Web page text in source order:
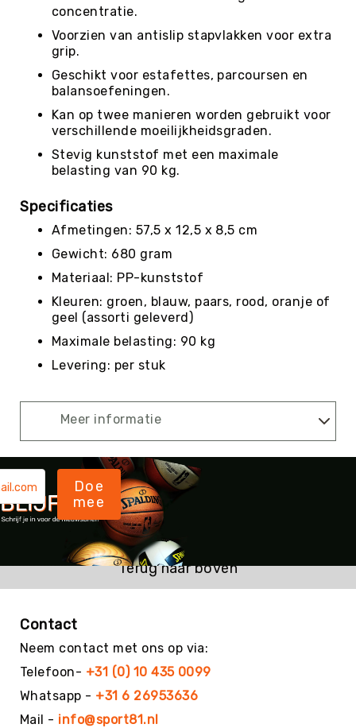
Slacklinen
Skate
Sporten
Speedbadminton
Spikeball
Steppen
Tafeltennis
Tafelvoetbal
Tchoukbal
Tchouks
Tchoukbal
Ballen
Teambuilding
Trampolinespringen
Trendsporten
Turnen
/
Gymnastiek
Vechtsport
&
Zelfverdediging
Voetbal
&
Meditatie
concentratie.
Voorzien van antislip stapvlakken voor extra
grip.
Geschikt voor estafettes, parcoursen en
balansoefeningen.
Kan op twee manieren worden gebruikt voor
verschillende moeilijkheidsgraden.
Stevig kunststof met een maximale
belasting van 90 kg.
Specificaties
Afmetingen: 57,5 x 12,5 x 8,5 cm
Gewicht: 680 gram
Materiaal: PP-kunststof
Kleuren: groen, blauw, paars, rood, oranje of
geel (assorti geleverd)
Maximale belasting: 90 kg
Levering: per stuk
Meer informatie
Doe
mee
Terug naar boven
Contact
Neem contact met ons op via:
Telefoon- +31 (0) 10 435 0099
Whatsapp - +31 6 26953636
Mail - info@sport81.nl